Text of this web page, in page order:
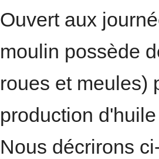
Ouvert aux
moulin possède
roues et meules)
production
Nous décrirons